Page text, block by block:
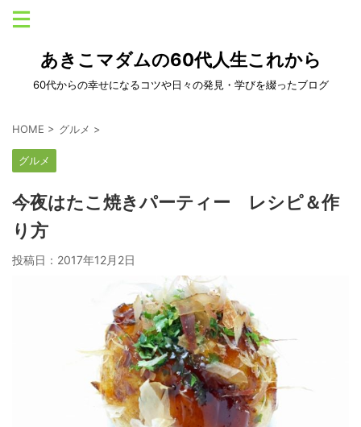
あきこマダムの60代人生これから
60代からの幸せになるコツや日々の発見・学びを綴ったブログ
HOME > グルメ >
グルメ
今夜はたこ焼きパーティー レシピ＆作
り方
投稿日： 2017年12月2日